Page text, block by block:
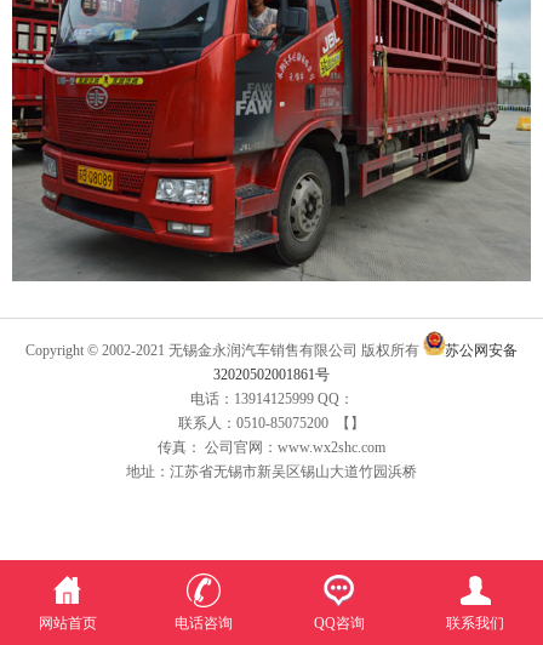
Copyright © 2002-2021 无锡金永润汽车销售有限公司 版权所有
苏公网安备
32020502001861号
电话：13914125999 QQ：
联系人：0510-85075200 【】
传真： 公司官网：www.wx2shc.com
地址：江苏省无锡市新吴区锡山大道竹园浜桥
网站首页 电话咨询 QQ咨询 联系我们